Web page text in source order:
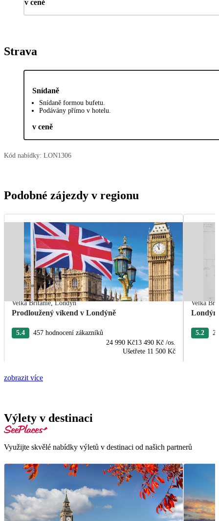
v ceně
Strava
Snídaně
Snídaně formou bufetu.
Podávány přímo v hotelu.
v ceně
Kód nabídky: LON1306
Podobné zájezdy v regionu
Velká Británie,Londýn
Prodloužený víkend v Londýně
5.4
457 hodnocení zákazníků
24 990 Kč13 490 Kč /os.
Ušetřete 11 500 Kč
Velká
Londýn
5.2
zobrazit více
Výlety v destinaci
Využijte skvělé nabídky výletů v destinaci od našich partnerů